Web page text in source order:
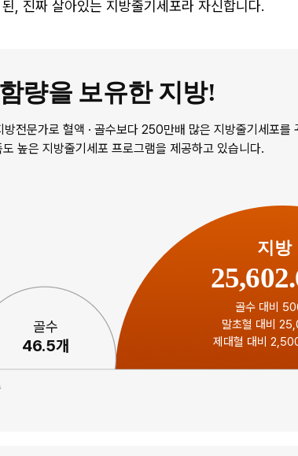
, 진짜 살아있는 지방줄기세포라 자신합니다.
량을 보유한 지방!
전문가로 혈액 · 골수보다 250만배 많은 지방줄기세포를
높은 지방줄기세포 프로그램을 제공하고 있습니다.
골수
46.5개
지방
골수 대비
말초혈 대비
제대혈 대비